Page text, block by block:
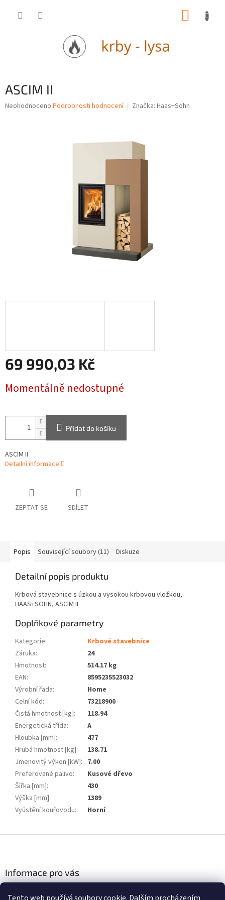
ASCIM II
Průměrné
Neohodnoceno Podrobnosti hodnocení Značka: Haas+Sohn
69 990,03 Kč
cena:
Momentálně nedostupné
Přidat do košíku
ASCIM II
Detailní informace
ZEPTAT SE SDÍLET
Popis Související soubory (11) Diskuze
Detailní popis produktu
Krbová stavebnice s úzkou a vysokou krbovou vložkou,
HAAS+SOHN, ASCIM II
Doplňkové parametry
Kategorie:
Krbové stavebnice
Záruka:
24
Hmotnost:
514.17 kg
EAN:
8595235523032
Výrobní řada:
Home
Celní kód:
73218900
Čistá hmotnost [kg]:
118.94
Energetická třída:
A
Hloubka [mm]:
477
Hrubá hmotnost [kg]:
138.71
Jmenovitý výkon [kW]: 7.00
Preferované palivo:
Kusové dřevo
Šířka [mm]:
430
Výška [mm]:
1389
Vyústění kouřovodu: Horní
t
Informace pro vás